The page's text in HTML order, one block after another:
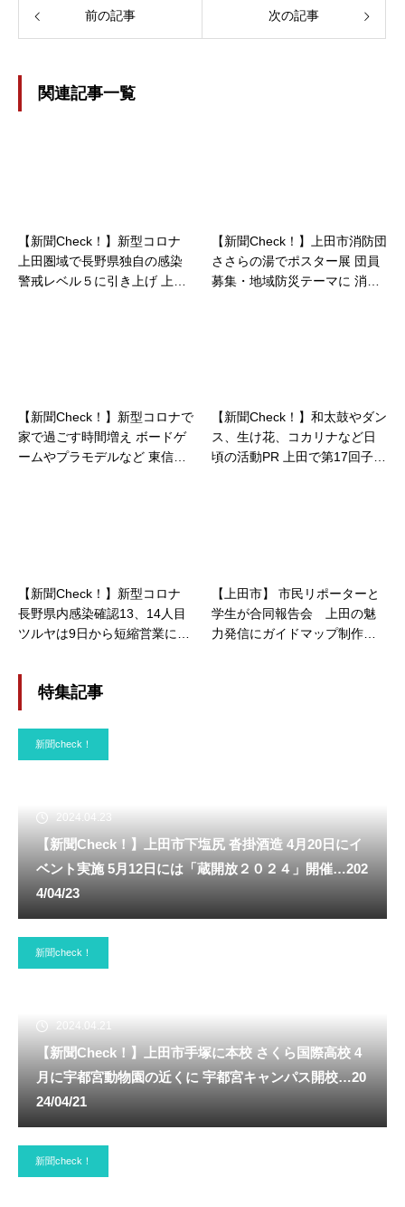
前の記事 次の記事
関連記事一覧
【新聞Check！】新型コロナ
上田圏域で長野県独自の感染
警戒レベル５に引き上げ 上田
【新聞Check！】上田市消防団
ささらの湯でポスター展 団員
募集・地域防災テーマに 消防
【新聞Check！】新型コロナで
家で過ごす時間増え ボードゲ
ームやプラモデルなど 東信の
【新聞Check！】和太鼓やダン
ス、生け花、コカリナなど日
頃の活動PR 上田で第17回子ど
【新聞Check！】新型コロナ
長野県内感染確認13、14人目
ツルヤは9日から短縮営業に…
【上田市】 市民リポーターと
学生が合同報告会 上田の魅
力発信にガイドマップ制作
特集記事
新聞check！
2024.04.23
【新聞Check！】上田市下塩尻 沓掛酒造 4月20日にイ
ベント実施 5月12日には「蔵開放２０２４」開催…202
4/04/23
新聞check！
2024.04.21
【新聞Check！】上田市手塚に本校 さくら国際高校 4
月に宇都宮動物園の近くに 宇都宮キャンパス開校…20
24/04/21
新聞check！